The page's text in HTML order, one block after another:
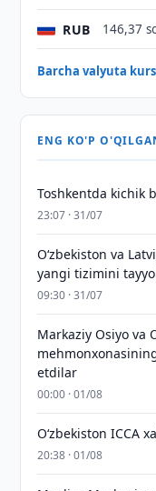
RUB 146,37
Barcha valyuta
ENG KO'P
Toshkentda kichik
23:07 · 31/07
Oʻzbekiston va
yangi tizimini
09:30 · 31/07
Markaziy Osiyo va
etdilar
00:00 · 01/08
O‘zbekiston ICCA
20:38 · 01/08